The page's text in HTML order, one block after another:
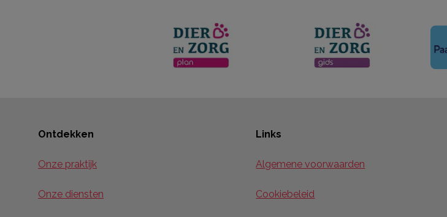
Ontdekken
Onze praktijk
Onze diensten
Links
Algemene voorwaarden
Cookiebeleid